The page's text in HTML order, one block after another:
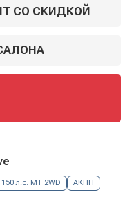
СО СКИДКОЙ
150 л.с. MT 2WD АКПП